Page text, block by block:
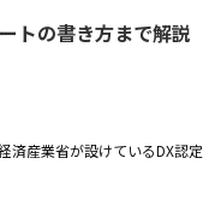
トの書き方まで解説
済産業省が設けているDX認定